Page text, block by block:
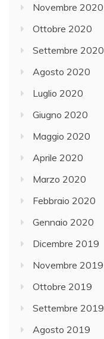
Novembre 2020
Ottobre 2020
Settembre 2020
Agosto 2020
Luglio 2020
Giugno 2020
Maggio 2020
Aprile 2020
Marzo 2020
Febbraio 2020
Gennaio 2020
Dicembre 2019
Novembre 2019
Ottobre 2019
Settembre 2019
Agosto 2019